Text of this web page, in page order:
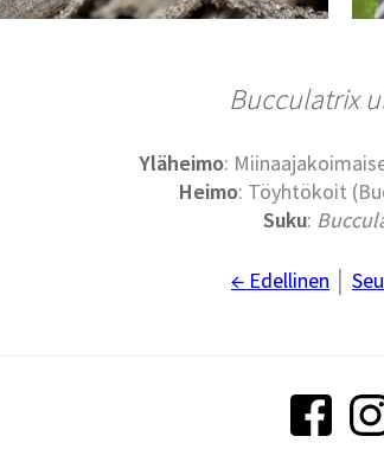
Bucculatrix
Yläheimo:
Heimo: Töyhtökoit
Suku:
← Edellinen